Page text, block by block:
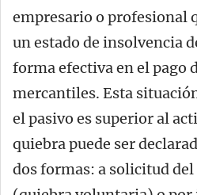
empresario o profesional
un estado de insolvencia
forma efectiva en el pago
mercantiles. Esta
el pasivo es superior al
quiebra puede ser
dos formas: a solicitud